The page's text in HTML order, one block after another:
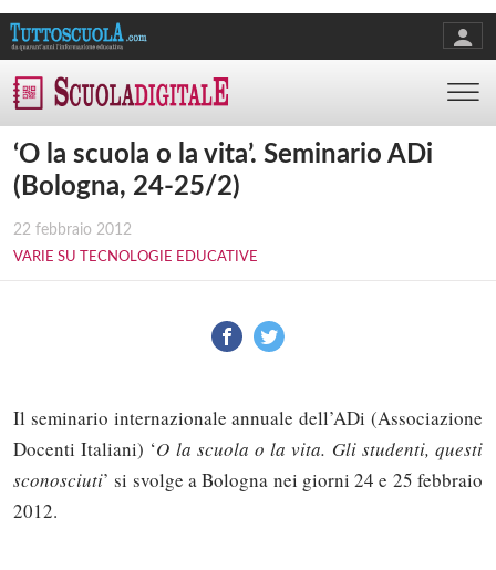
‘O la scuola o la vita’. Seminario ADi
(Bologna, 24-25/2)
22 febbraio 2012
VARIE SU TECNOLOGIE EDUCATIVE
Il seminario internazionale annuale dell’ADi (Associazione
Docenti Italiani) ‘O la scuola o la vita. Gli studenti, questi
sconosciuti’ si svolge a Bologna nei giorni 24 e 25 febbraio
2012.